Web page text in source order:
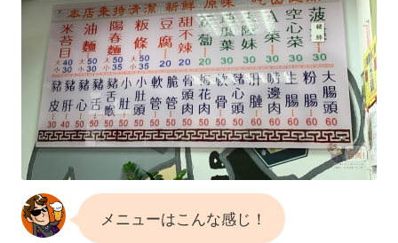
メニューはこんな感じ！